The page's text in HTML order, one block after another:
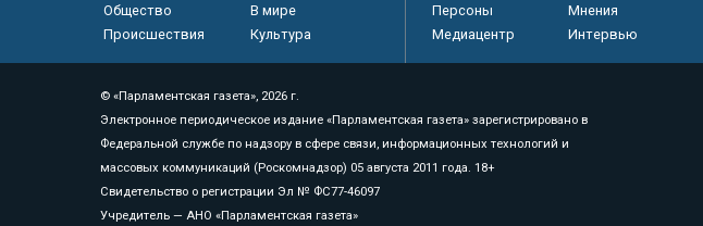
Общество
В мире
Происшествия
Культура
Персоны
Мнения
Медиацентр
Интервью
© «Парламентская газета», 2026 г.
Электронное периодическое издание «Парламентская газета» зарегистрировано в
Федеральной службе по надзору в сфере связи, информационных технологий и
массовых коммуникаций (Роскомнадзор) 05 августа 2011 года. 18+
Свидетельство о регистрации Эл № ФС77-46097
Учредитель — АНО «Парламентская газета»